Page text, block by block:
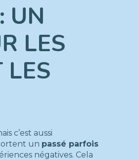
UN
LES
LES
c’est aussi
un passé parfois
négatives. Cela